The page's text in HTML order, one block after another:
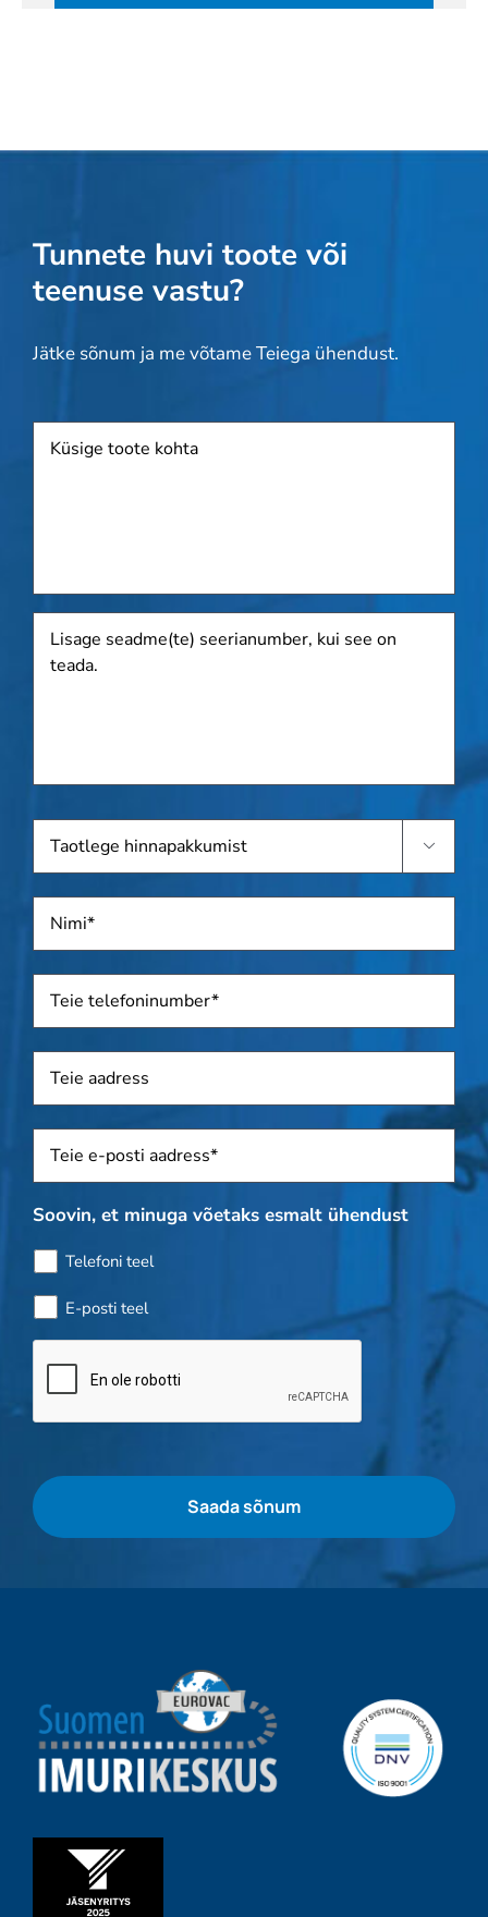
Tunnete huvi toote või
teenuse vastu?
Jätke sõnum ja me võtame Teiega ühendust.
seadme(te)
seerianumber,
hinnapakkumist

Nimi *
Telefon *
Aadress
Sposti *
Soovin, et minuga võetaks esmalt ühendust
Telefoni teel
E-posti teel